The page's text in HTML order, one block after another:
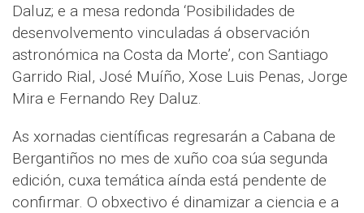
Daluz; e a mesa redonda ‘Posibilidades de
desenvolvemento vinculadas á observación
astronómica na Costa da Morte’, con Santiago
Garrido Rial, José Muíño, Xose Luis Penas, Jorge
Mira e Fernando Rey Daluz.
As xornadas científicas regresarán a Cabana de
Bergantiños no mes de xuño coa súa segunda
edición, cuxa temática aínda está pendente de
confirmar. O obxectivo é dinamizar a ciencia e a